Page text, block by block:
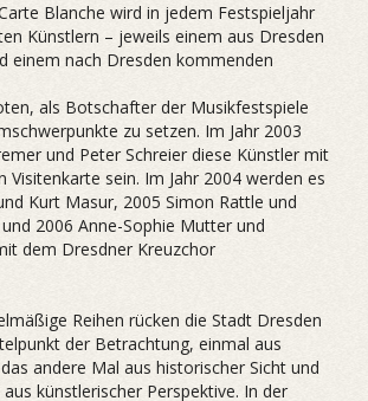
Blanche wird in jedem Festspieljahr
Künstlern – jeweils einem aus Dresden
einem nach Dresden kommenden
als Botschafter der Musikfestspiele
zu setzen. Im Jahr 2003
und Peter Schreier diese Künstler mit
Visitenkarte sein. Im Jahr 2004 werden es
Kurt Masur, 2005 Simon Rattle und
2006 Anne-Sophie Mutter und
dem Dresdner Kreuzchor
Reihen rücken die Stadt Dresden
der Betrachtung, einmal aus
andere Mal aus historischer Sicht und
künstlerischer Perspektive. In der